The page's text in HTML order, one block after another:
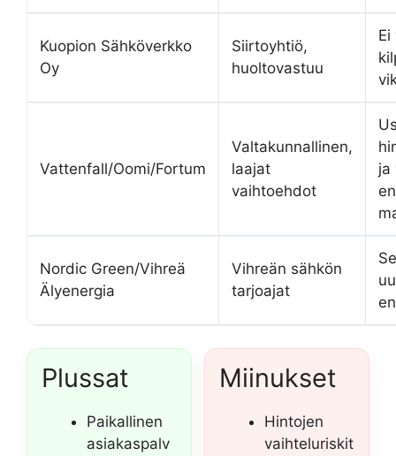
Kuopion Sähköverkko
Oy
Siirtoyhtiö,
huoltovastuu
Ei
Vattenfall/Oomi/Fortum
Valtakunnallinen,
laajat
vaihtoehdot
ja
Nordic Green/Vihreä
Älyenergia
Vihreän sähkön
tarjoajat
Plussat
Paikallinen
asiakaspalv
Miinukset
Hintojen
vaihteluriskit